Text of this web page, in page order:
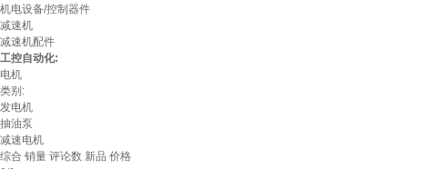
机电设备/控制器件
减速机
减速机配件
工控自动化:
电机
类别:
发电机
抽油泵
减速电机
综合 销量 评论数 新品 价格